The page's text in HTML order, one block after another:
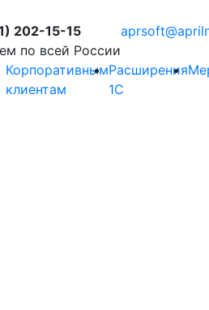
202-15-15
по всей России
Корпоративным
клиентам
Расширения
1С